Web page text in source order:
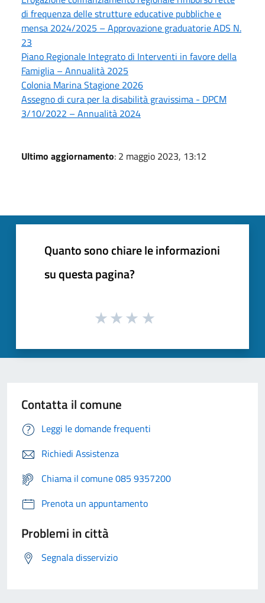
di frequenza delle strutture educative pubbliche e
mensa 2024/2025 – Approvazione graduatorie ADS N.
23
Piano Regionale Integrato di Interventi in favore della
Famiglia – Annualità 2025
Colonia Marina Stagione 2026
Assegno di cura per la disabilità gravissima - DPCM
3/10/2022 – Annualità 2024
Ultimo aggiornamento: 2 maggio 2023, 13:12
Quanto sono chiare le informazioni
su questa pagina?
Contatta il comune
Leggi le domande frequenti
Richiedi Assistenza
Chiama il comune 085 9357200
Prenota un appuntamento
Problemi in città
Segnala disservizio